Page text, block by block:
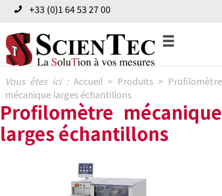
primary
navigation
content
+33 (0)1 64 53 27 00
Vous êtes ici : Accueil > Produits > Profilomètre
mécanique larges échantillons
Profilomètre mécanique
larges échantillons